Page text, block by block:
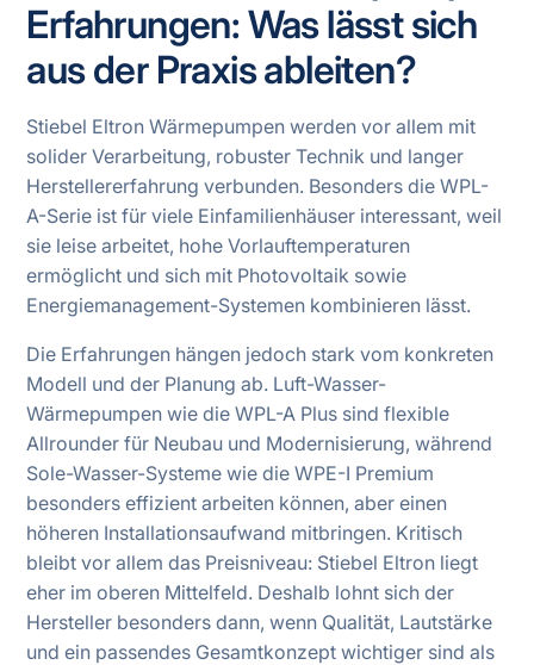
Erfahrungen: Was lässt sich
aus der Praxis ableiten?
Stiebel Eltron Wärmepumpen werden vor allem mit
solider Verarbeitung, robuster Technik und langer
Herstellererfahrung verbunden. Besonders die WPL-
A-Serie ist für viele Einfamilienhäuser interessant, weil
sie leise arbeitet, hohe Vorlauftemperaturen
ermöglicht und sich mit Photovoltaik sowie
Energiemanagement-Systemen kombinieren lässt.
Die Erfahrungen hängen jedoch stark vom konkreten
Modell und der Planung ab. Luft-Wasser-
Wärmepumpen wie die WPL-A Plus sind flexible
Allrounder für Neubau und Modernisierung, während
Sole-Wasser-Systeme wie die WPE-I Premium
besonders effizient arbeiten können, aber einen
höheren Installationsaufwand mitbringen. Kritisch
bleibt vor allem das Preisniveau: Stiebel Eltron liegt
eher im oberen Mittelfeld. Deshalb lohnt sich der
Hersteller besonders dann, wenn Qualität, Lautstärke
und ein passendes Gesamtkonzept wichtiger sind als